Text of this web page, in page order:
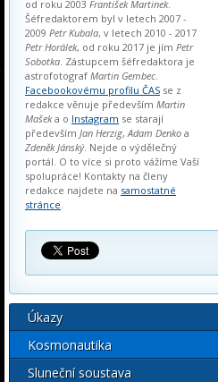
od roku 2003 František Martinek.
Šéfredaktorem byl v letech 2007 -
2009 Petr Kubala, v letech 2010 - 2017
Petr Horálek, od roku 2017 je jím Petr
Sobotka. Zástupcem šéfredaktora je
astrofotograf Martin Gembec.
Facebookovému profilu ČAS se z
redakce věnuje především Martin
Mašeka o Instagram se starají
především Jan Herzig,Adam Denko a
Zdeněk Jánský. Nejde o výdělečný
portál. O to více si proto vážíme Vaší
spolupráce! Kontakty na členy
redakce najdete na samostatné
stránce.
Úkazy
Kosmonautika
Sluneční soustava